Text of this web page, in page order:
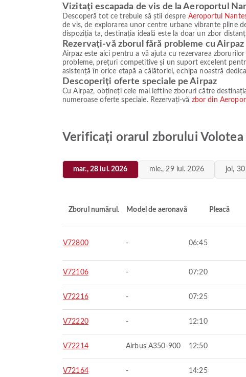
Vizitați escapada de vis de la Aeroportul
Descoperă tot ce trebuie să știi despre Aeroportul
de vis, de explorarea unor centre urbane vibrante pline
dispoziția ta, destinația ideală este la doar un zbor
Rezervați-vă zborul fără probleme cu Airpaz
Airpaz este aici pentru a vă ajuta cu rezervarea
probleme, prețuri competitive și un suport excelent
asistență în orice etapă a călătoriei, echipa noastră
Descoperiți oferte speciale pe Airpaz
Cu Airpaz, obțineți cele mai ieftine zboruri către
numeroase oferte speciale. Rezervați-vă zbor din
Verificați orarul zborului
mar., 28 iul. 2026 mie., 29 iul. 2026 joi,
Zborul numărul. Model de aeronavă Pleacă
V72800 - 06:45
V72106 - 07:20
V72216 - 07:25
V72220 - 12:10
V72214 Airbus A350-900 12:50
V72164 - 14:25